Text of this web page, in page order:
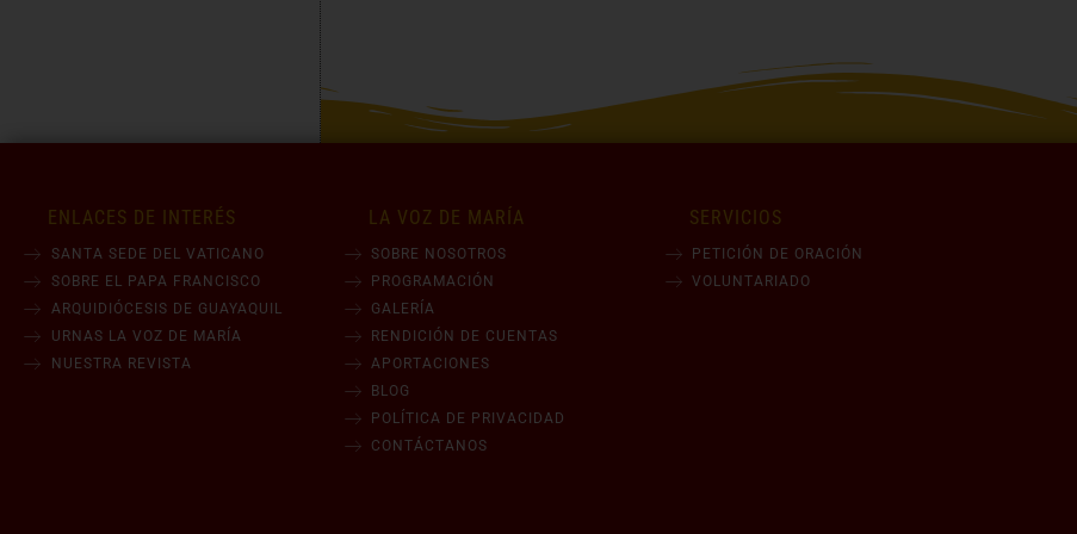
ENLACES DE INTERÉS
SANTA SEDE DEL VATICANO
SOBRE EL PAPA FRANCISCO
ARQUIDIÓCESIS DE GUAYAQUIL
URNAS LA VOZ DE MARÍA
NUESTRA REVISTA
LA VOZ DE MARÍA
SOBRE NOSOTROS
PROGRAMACIÓN
GALERÍA
RENDICIÓN DE CUENTAS
APORTACIONES
BLOG
POLÍTICA DE PRIVACIDAD
CONTÁCTANOS
SERVICIOS
PETICIÓN DE ORACIÓN
VOLUNTARIADO